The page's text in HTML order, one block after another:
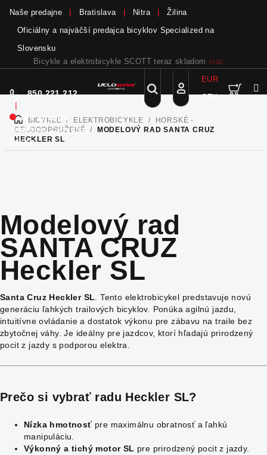
obsah
Naše predajne Bratislava Nitra
Žilina
Oficiálny a najväčší predajca bicyklov Specialized na
Slovensku
Bicykle a elektrobicykle SCOTT teraz skladom viac
850 221 212
|
Nie sme pri
telefóne.Zanechať
odkaz
Hľadať
Prihlásenie
EUR
CZK
DOMOVBICYKLE / ELEKTROBICYKLE /
HORSKÉ -
CELOODPRUŽENÉ /
MODELOVÝ RAD SANTA CRUZ
HECKLER SL
Modelový rad
SANTA CRUZ
Heckler SL
Santa Cruz Heckler SL . Tento elektrobicykel predstavuje novú
generáciu ľahkých trailových bicyklov. Ponúka agilnú jazdu,
intuitívne ovládanie a dostatok výkonu pre zábavu na traile bez
zbytočnej váhy. Je ideálny pre jazdcov, ktorí hľadajú prirodzený
pocit z jazdy s podporou elektra.
Prečo si vybrať radu Heckler SL?
Nízka hmotnosť pre maximálnu obratnosť a ľahkú
manipuláciu.
Výkonný a tichý motor SL pre prirodzený pocit z jazdy.